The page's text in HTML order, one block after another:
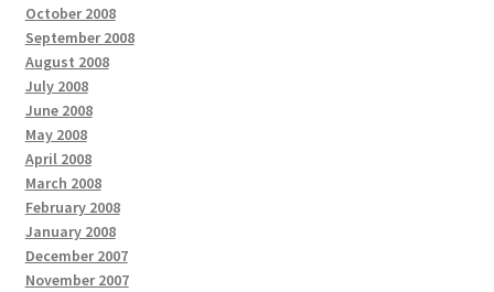
October 2008
September 2008
August 2008
July 2008
June 2008
May 2008
April 2008
March 2008
February 2008
January 2008
December 2007
November 2007